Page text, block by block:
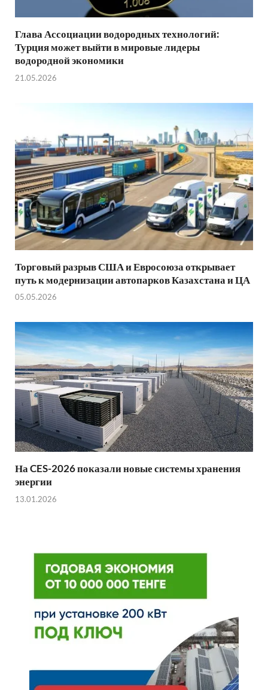
Глава Ассоциации водородных технологий:
Турция может выйти в мировые лидеры
водородной экономики
21.05.2026
Торговый разрыв США и Евросоюза открывает
путь к модернизации автопарков Казахстана и ЦА
05.05.2026
На CES-2026 показали новые системы хранения
энергии
13.01.2026